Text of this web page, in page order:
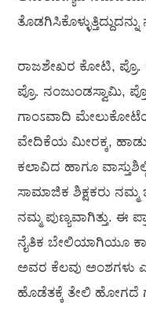
ರಾಜಶೇಖರ ಕೋಟಿ, ಪ್ರೊ.
ಪ್ರೊ. ನಂಜುಂಡಸ್ವಾಮಿ,
ಗಾಂಽವಾದಿ
ವೇದಿಕೆಯ ಮೀರಕ್ಕ,
ಕಲಾವಿದ ಹಾಗೂ
ಸಾಮಾಜಿಕ ಶಿಕ್ಷಕರು
ನಮ್ಮ ಪುಣ್ಯವಾಗಿತ್ತು. ಈ
ನೈತಿಕ ಬೇಲಿಯಾಗಿಯೂ
ಅವರ ಕೆಲವು ಅಂಶಗಳು
ಹೊಡೆತಕ್ಕೆ ತೇಲಿ ಹೋಗದೆ